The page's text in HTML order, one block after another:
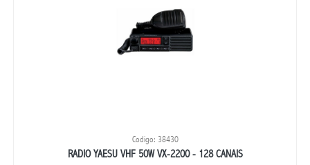
Codigo: 38430
RADIO YAESU VHF 50W VX-2200 - 128 CANAIS